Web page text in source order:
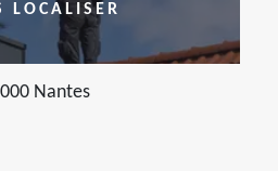
LOCALISER
Nantes